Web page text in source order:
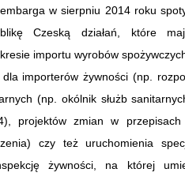
w sierpniu 2014 roku
Czeską działań, które
importu wyrobów
importerów żywności (np.
(np. okólnik służb
projektów zmian w przepisach
czy też uruchomienia
żywności, na której